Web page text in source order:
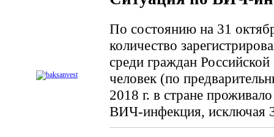
По состоянию на 31
количество
среди граждан
человек (по
2018 г. в стране
ВИЧ-инфекция, исключая